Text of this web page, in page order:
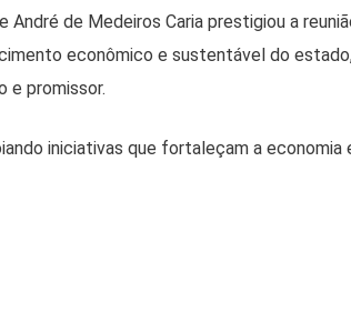
André de Medeiros Caria prestigiou a
econômico e sustentável do
e promissor.
iniciativas que fortaleçam a